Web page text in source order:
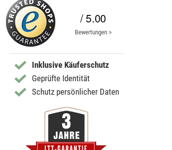
/ 5.00
Bewertungen >
Inklusive Käuferschutz
Geprüfte Identität
Schutz persönlicher Daten